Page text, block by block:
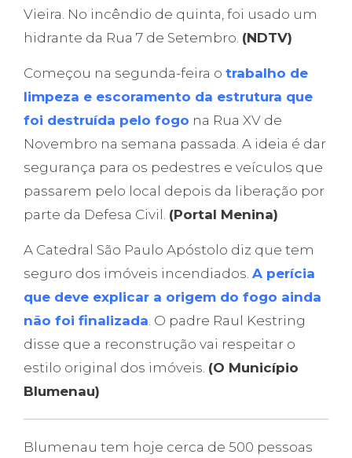
Vieira. No incêndio de quinta, foi usado um
hidrante da Rua 7 de Setembro. (NDTV)
Começou na segunda-feira o trabalho de
limpeza e escoramento da estrutura que
foi destruída pelo fogo na Rua XV de
Novembro na semana passada. A ideia é dar
segurança para os pedestres e veículos que
passarem pelo local depois da liberação por
parte da Defesa Civil. (Portal Menina)
A Catedral São Paulo Apóstolo diz que tem
seguro dos imóveis incendiados. A perícia
que deve explicar a origem do fogo ainda
não foi finalizada. O padre Raul Kestring
disse que a reconstrução vai respeitar o
estilo original dos imóveis. (O Município
Blumenau)
Blumenau tem hoje cerca de 500 pessoas